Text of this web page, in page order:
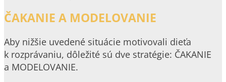
ČAKANIE A MODELOVANIE
Aby nižšie uvedené situácie motivovali dieťa
k rozprávaniu, dôležité sú dve stratégie: ČAKANIE
a MODELOVANIE.